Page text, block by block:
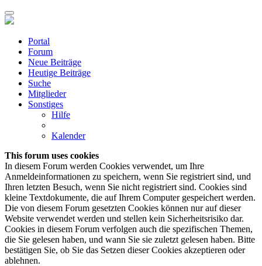
Portal
Forum
Neue Beiträge
Heutige Beiträge
Suche
Mitglieder
Sonstiges
Hilfe
Kalender
This forum uses cookies
In diesem Forum werden Cookies verwendet, um Ihre
Anmeldeinformationen zu speichern, wenn Sie registriert sind, und
Ihren letzten Besuch, wenn Sie nicht registriert sind. Cookies sind
kleine Textdokumente, die auf Ihrem Computer gespeichert werden.
Die von diesem Forum gesetzten Cookies können nur auf dieser
Website verwendet werden und stellen kein Sicherheitsrisiko dar.
Cookies in diesem Forum verfolgen auch die spezifischen Themen,
die Sie gelesen haben, und wann Sie sie zuletzt gelesen haben. Bitte
bestätigen Sie, ob Sie das Setzen dieser Cookies akzeptieren oder
ablehnen.